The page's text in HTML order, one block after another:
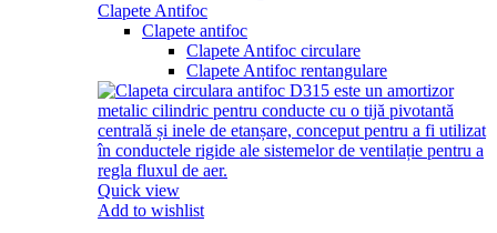
Clapete Antifoc
Clapete antifoc
Clapete Antifoc circulare
Clapete Antifoc rentangulare
Quick view
Add to wishlist